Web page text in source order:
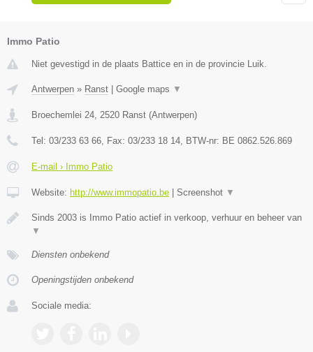
Immo Patio
Niet gevestigd in de plaats Battice en in de provincie Luik.
Antwerpen » Ranst | Google maps ▼
Broechemlei 24 2520 Ranst (Antwerpen)
Tel: 03/233 63 66 , Fax: 03/233 18 14 , BTW-nr: BE 0862.526.869
E-mail › Immo Patio
Website: http://www.immopatio.be | Screenshot ▼
Sinds 2003 is Immo Patio actief in verkoop, verhuur en beheer van
▼
Diensten onbekend
Openingstijden onbekend
Sociale media: